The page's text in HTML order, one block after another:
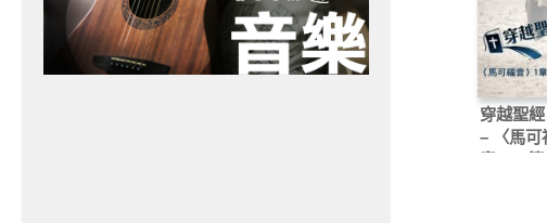
穿越聖經
– 〈馬可